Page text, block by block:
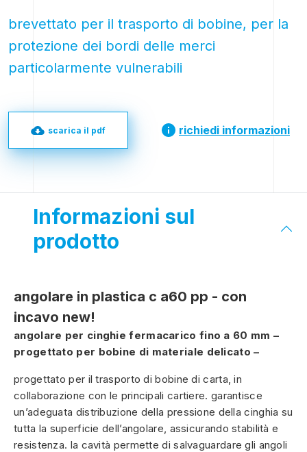
brevettato per il trasporto di bobine, per la
protezione dei bordi delle merci
particolarmente vulnerabili
scarica il pdf richiedi informazioni
Informazioni sul
prodotto
angolare in plastica c a60 pp - con
incavo new!
angolare per cinghie fermacarico fino a 60 mm –
progettato per bobine di materiale delicato –
progettato per il trasporto di bobine di carta, in
collaborazione con le principali cartiere. garantisce
un’adeguata distribuzione della pressione della cinghia su
tutta la superficie dell’angolare, assicurando stabilità e
resistenza. la cavità permette di salvaguardare gli angoli